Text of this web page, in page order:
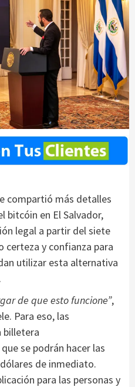
compartió más detalles
bitcóin en El Salvador,
legal a partir del siete
certeza y confianza para
utilizar esta alternativa
de que esto funcione”,
Para eso, las
billetera
se podrán hacer las
de inmediato.
para las personas y